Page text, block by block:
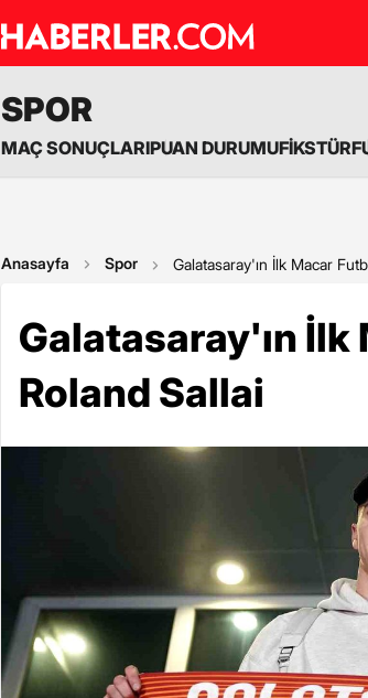
SPOR
MAÇ SONUÇLARIPUAN DURUMUFİKSTÜR
Anasayfa Spor Galatasaray'ın İlk Macar
Galatasaray'ın
Roland Sallai